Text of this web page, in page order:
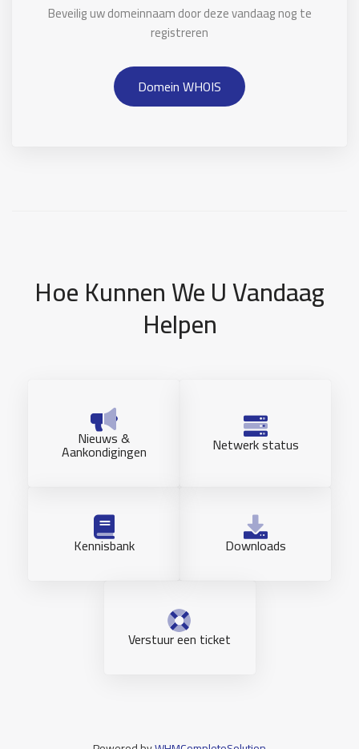
Beveilig uw domeinnaam door deze vandaag nog te
registreren
Domein WHOIS
Hoe Kunnen We U Vandaag
Helpen
Nieuws &
Aankondigingen Netwerk status
Kennisbank Downloads
Verstuur een ticket